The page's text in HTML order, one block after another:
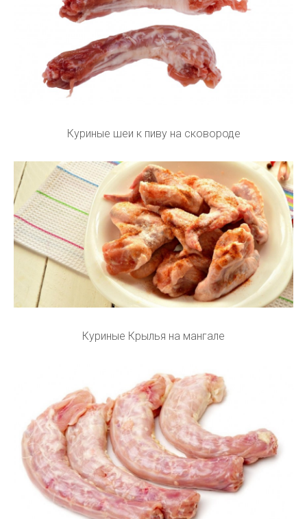
Куриные шеи к пиву на сковороде
Куриные Крылья на мангале